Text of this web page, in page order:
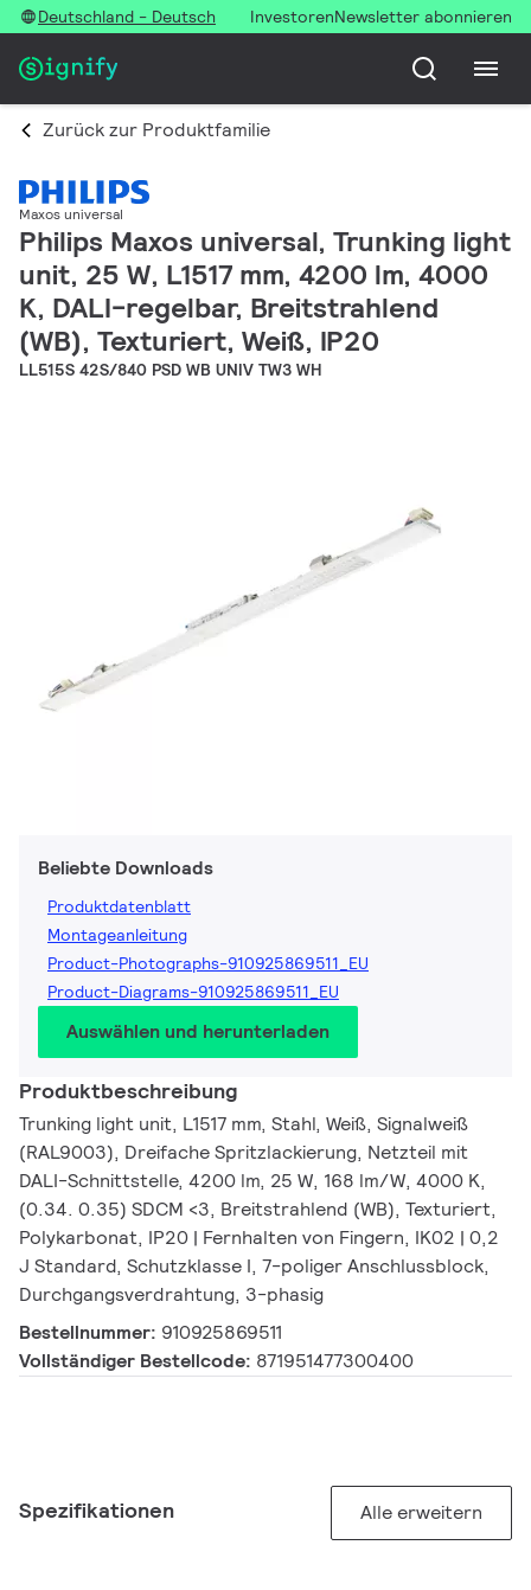
Deutschland - Deutsch InvestorenNewsletter abonnieren
Zurück zur Produktfamilie
Maxos universal
Philips Maxos universal, Trunking light
unit, 25 W, L1517 mm, 4200 lm, 4000
K, DALI-regelbar, Breitstrahlend
(WB), Texturiert, Weiß, IP20
LL515S 42S/840 PSD WB UNIV TW3 WH
Beliebte Downloads
Produktdatenblatt
Montageanleitung
Product-Photographs-910925869511_EU
Product-Diagrams-910925869511_EU
Auswählen und herunterladen
Produktbeschreibung
Trunking light unit, L1517 mm, Stahl, Weiß, Signalweiß
(RAL9003), Dreifache Spritzlackierung, Netzteil mit
DALI-Schnittstelle, 4200 lm, 25 W, 168 lm/W, 4000 K,
(0.34. 0.35) SDCM <3, Breitstrahlend (WB), Texturiert,
Polykarbonat, IP20 | Fernhalten von Fingern, IK02 | 0,2
J Standard, Schutzklasse I, 7-poliger Anschlussblock,
Durchgangsverdrahtung, 3-phasig
Bestellnummer: 910925869511
Vollständiger Bestellcode: 871951477300400
Spezifikationen Alle erweitern